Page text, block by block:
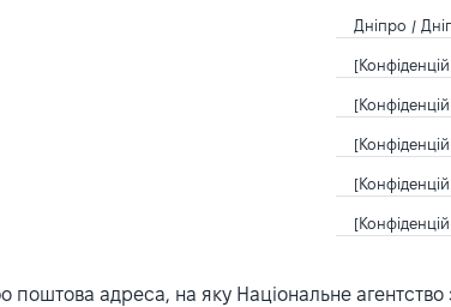
Дніпро /
адреса, на яку Національне